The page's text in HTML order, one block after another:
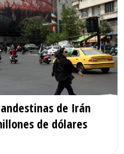
de Irán
de dólares